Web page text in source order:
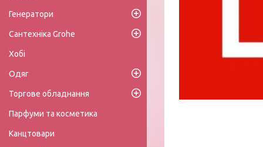
Генератори
Сантехніка Grohe
Хобі
Одяг
Торгове обладнання
Парфуми та косметика
Канцтовари